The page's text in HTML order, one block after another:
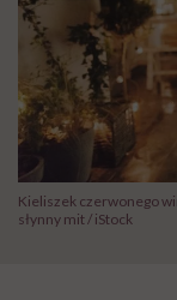
Kieliszek czerwonego
słynny mit / iStock